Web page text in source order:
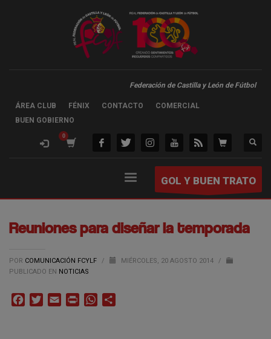
Federación de Castilla y León de Fútbol
ÁREA CLUB FÉNIX CONTACTO
COMERCIAL
BUEN GOBIERNO
GOL Y BUEN TRATO
Reuniones para diseñar la temporada
POR COMUNICACIÓN FCYLF / MIÉRCOLES, 20 AGOSTO 2014
/
PUBLICADO EN NOTICIAS
FacebookTwitterEmail Print WhatsApp